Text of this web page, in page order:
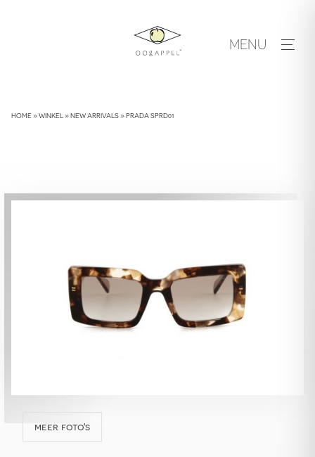
MENU
HOME»WINKEL »NEW ARRIVALS»PRADA SPRD01
meer foto's